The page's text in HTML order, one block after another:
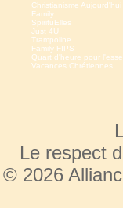
Christianisme Aujourd'hui
Family
SpirituElles
Just 4U
Trampoline
Family-FIPS
Quart d'heure pour
Vacances Chrétiennes
Le respect
© 2026